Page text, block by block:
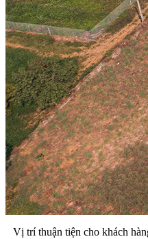
Vị trí thuận tiện cho khách